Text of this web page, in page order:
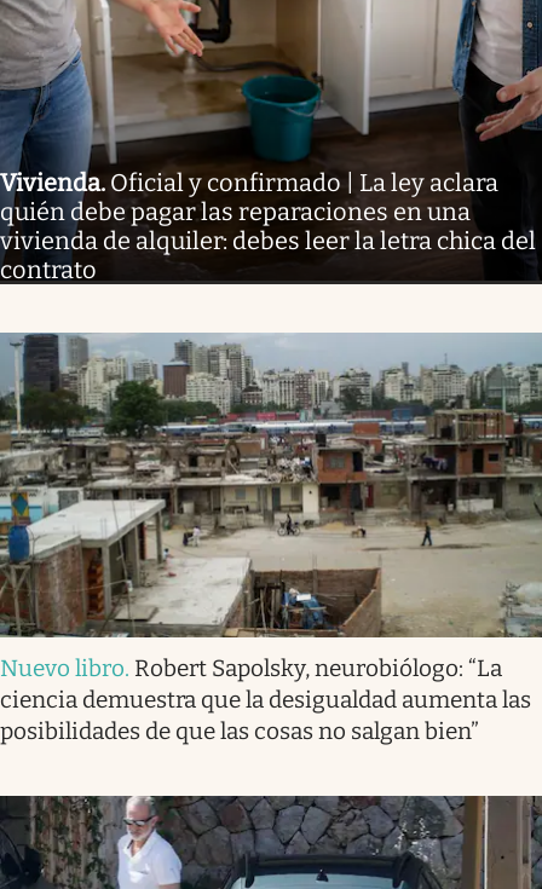
Vivienda. Oficial y confirmado | La ley aclara
quién debe pagar las reparaciones en una
vivienda de alquiler: debes leer la letra chica del
contrato
Nuevo libro. Robert Sapolsky, neurobiólogo: “La
ciencia demuestra que la desigualdad aumenta las
posibilidades de que las cosas no salgan bien”